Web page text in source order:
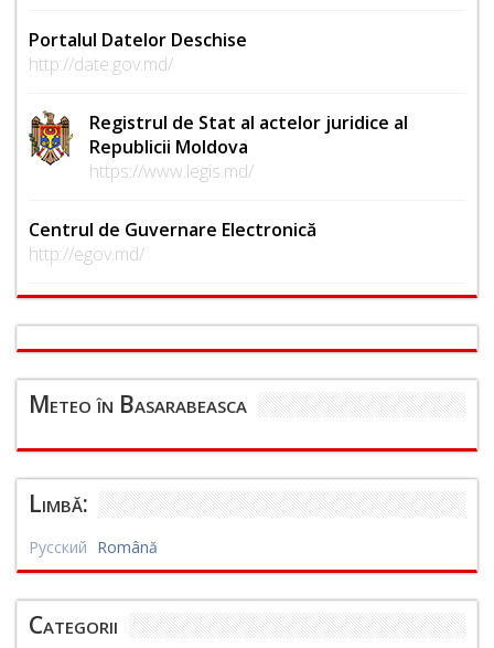
Portalul Datelor Deschise
http://date.gov.md/
Registrul de Stat al actelor juridice al
Republicii Moldova
https://www.legis.md/
Centrul de Guvernare Electronică
http://egov.md/
Meteo în Basarabeasca
Limbă:
Русский Română
Categorii